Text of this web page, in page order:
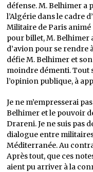
défense. M. Belhimer a
l’Algérie dans le cadre
Militaire de Paris
pour billet, M. Belhimer
d’avion pour se rendre
défie M. Belhimer et
moindre démenti. Tout
l’opinion publique, à
Je ne m’empresserai
Belhimer et le pouvoir
Drareni. Je ne suis pas
dialogue entre
Méditerranée. Au
Après tout, que ces
aient pu arriver à la